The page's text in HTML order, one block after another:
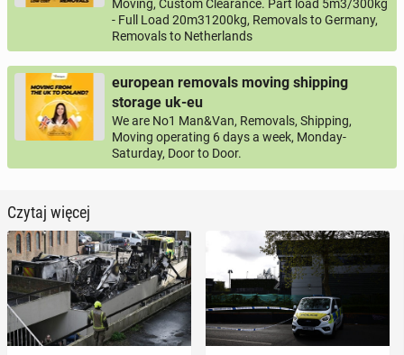
Moving, Custom Clearance. Part load 5m3/300kg
- Full Load 20m31200kg, Removals to Germany,
Removals to Netherlands
european removals moving shipping
storage uk-eu
We are No1 Man&Van, Removals, Shipping,
Moving operating 6 days a week, Monday-
Saturday, Door to Door.
Czytaj więcej